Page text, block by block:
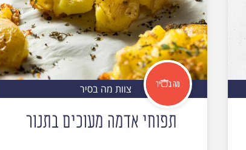
צוות מה בסיר
תפוחי אדמה מעוכים בתנור